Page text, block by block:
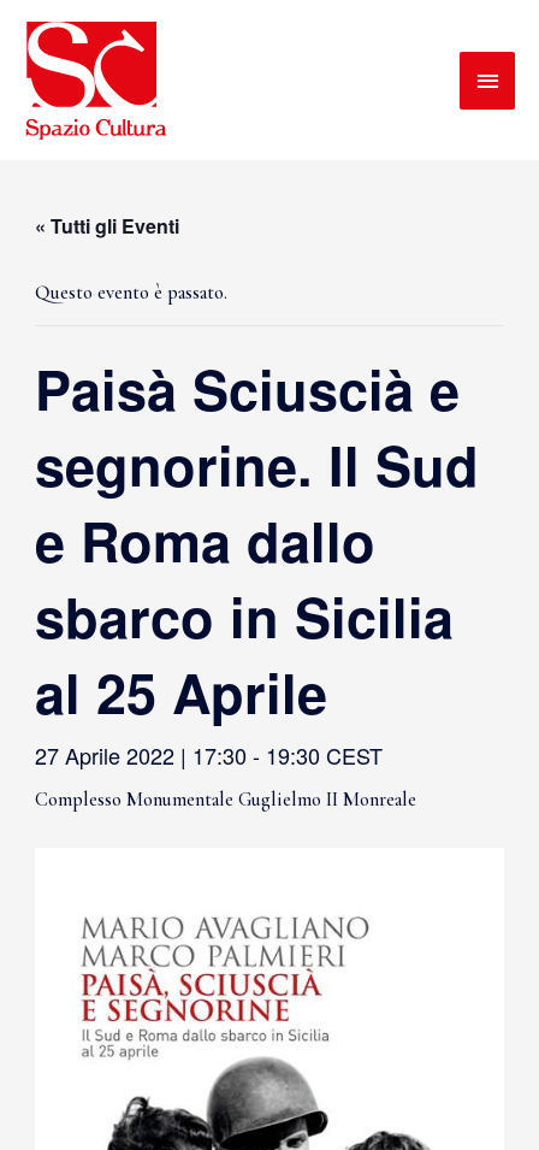
« Tutti gli Eventi
Questo evento è passato.
Paisà Sciuscià e
segnorine. Il Sud
e Roma dallo
sbarco in Sicilia
al 25 Aprile
27 Aprile 2022 | 17:30- 19:30CEST
Complesso Monumentale Guglielmo II Monreale